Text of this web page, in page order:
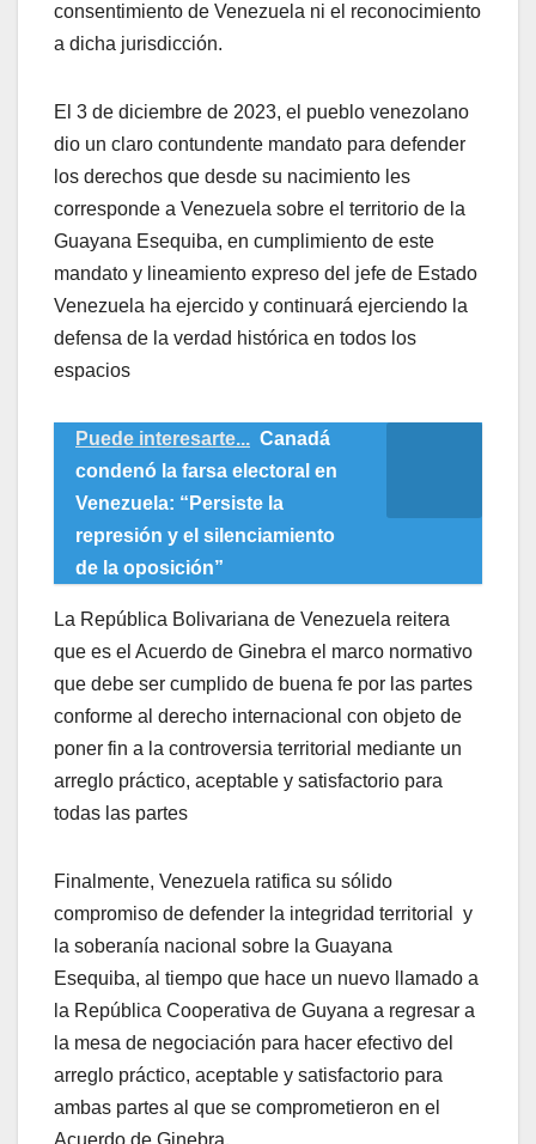
consentimiento de Venezuela ni el reconocimiento
a dicha jurisdicción.
El 3 de diciembre de 2023, el pueblo venezolano
dio un claro contundente mandato para defender
los derechos que desde su nacimiento les
corresponde a Venezuela sobre el territorio de la
Guayana Esequiba, en cumplimiento de este
mandato y lineamiento expreso del jefe de Estado
Venezuela ha ejercido y continuará ejerciendo la
defensa de la verdad histórica en todos los
espacios
Puede interesarte... Canadá
condenó la farsa electoral en
Venezuela: “Persiste la
represión y el silenciamiento
de la oposición”
La República Bolivariana de Venezuela reitera
que es el Acuerdo de Ginebra el marco normativo
que debe ser cumplido de buena fe por las partes
conforme al derecho internacional con objeto de
poner fin a la controversia territorial mediante un
arreglo práctico, aceptable y satisfactorio para
todas las partes
Finalmente, Venezuela ratifica su sólido
compromiso de defender la integridad territorial y
la soberanía nacional sobre la Guayana
Esequiba, al tiempo que hace un nuevo llamado a
la República Cooperativa de Guyana a regresar a
la mesa de negociación para hacer efectivo del
arreglo práctico, aceptable y satisfactorio para
ambas partes al que se comprometieron en el